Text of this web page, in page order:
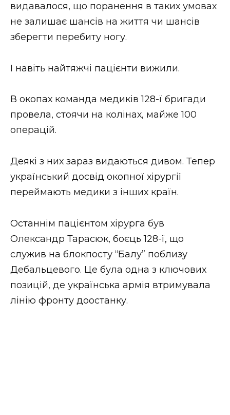
видавалося, що поранення в таких умовах
не залишає шансів на життя чи шансів
зберегти перебиту ногу.
І навіть найтяжчі пацієнти вижили.
В окопах команда медиків 128-ї бригади
провела, стоячи на колінах, майже 100
операцій.
Деякі з них зараз видаються дивом. Тепер
український досвід окопної хірургії
переймають медики з інших країн.
Останнім пацієнтом хірурга був
Олександр Тарасюк, боєць 128-ї, що
служив на блокпосту “Балу” поблизу
Дебальцевого. Це була одна з ключових
позицій, де українська армія втримувала
лінію фронту доостанку.